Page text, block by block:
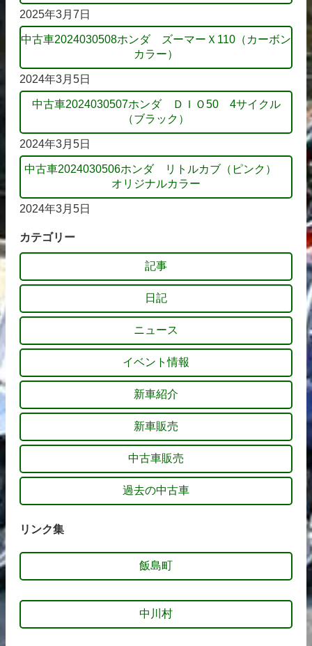
2025年3月7日
中古車2024030508ホンダ ズーマーＸ110（カーボン
カラー）
2024年3月5日
中古車2024030507ホンダ ＤＩＯ50 4サイクル
（ブラック）
2024年3月5日
中古車2024030506ホンダ リトルカブ（ピンク）
オリジナルカラー
2024年3月5日
カテゴリー
記事
日記
ニュース
イベント情報
新車紹介
新車販売
中古車販売
過去の中古車
リンク集
飯島町
中川村